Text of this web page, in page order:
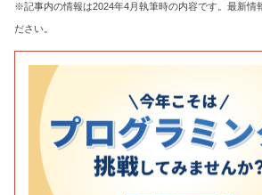
※記事内の情報は2024年4月執筆時の内容です。最新情
ださい。